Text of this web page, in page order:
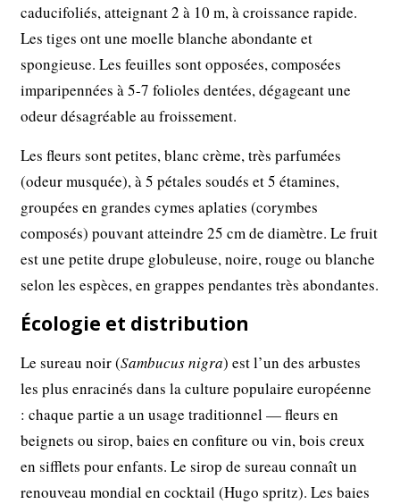
caducifoliés, atteignant 2 à 10 m, à croissance rapide.
Les tiges ont une moelle blanche abondante et
spongieuse. Les feuilles sont opposées, composées
imparipennées à 5-7 folioles dentées, dégageant une
odeur désagréable au froissement.
Les fleurs sont petites, blanc crème, très parfumées
(odeur musquée), à 5 pétales soudés et 5 étamines,
groupées en grandes cymes aplaties (corymbes
composés) pouvant atteindre 25 cm de diamètre. Le fruit
est une petite drupe globuleuse, noire, rouge ou blanche
selon les espèces, en grappes pendantes très abondantes.
Écologie et distribution
Le sureau noir (Sambucus nigra) est l’un des arbustes
les plus enracinés dans la culture populaire européenne
: chaque partie a un usage traditionnel — fleurs en
beignets ou sirop, baies en confiture ou vin, bois creux
en sifflets pour enfants. Le sirop de sureau connaît un
renouveau mondial en cocktail (Hugo spritz). Les baies